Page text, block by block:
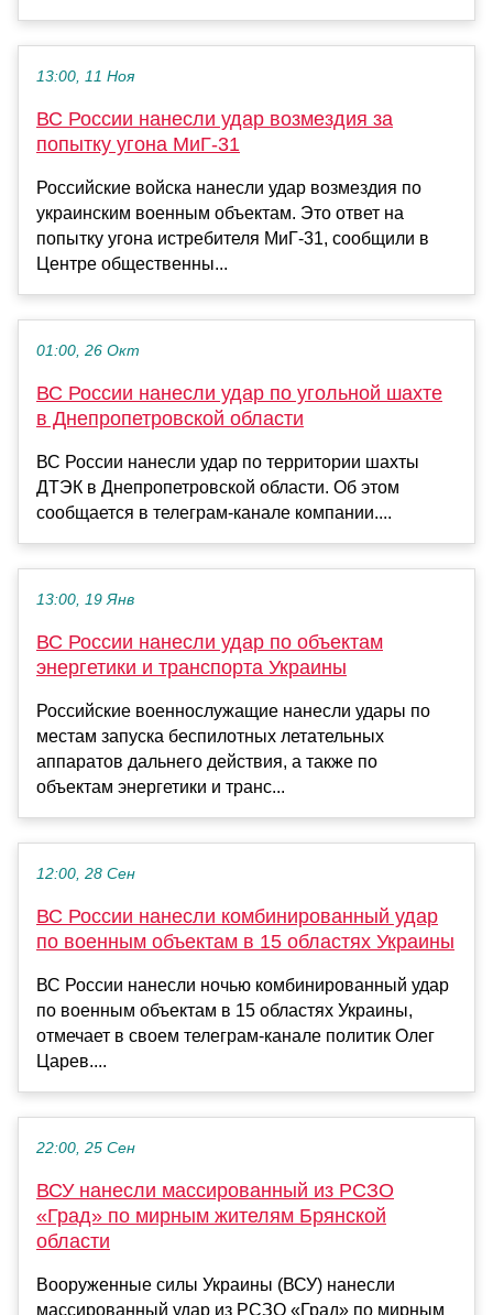
13:00, 11 Ноя
ВС России нанесли удар возмездия за
попытку угона МиГ-31
Российские войска нанесли удар возмездия по
украинским военным объектам. Это ответ на
попытку угона истребителя МиГ-31, сообщили в
Центре общественны...
01:00, 26 Окт
ВС России нанесли удар по угольной шахте
в Днепропетровской области
ВС России нанесли удар по территории шахты
ДТЭК в Днепропетровской области. Об этом
сообщается в телеграм-канале компании....
13:00, 19 Янв
ВС России нанесли удар по объектам
энергетики и транспорта Украины
Российские военнослужащие нанесли удары по
местам запуска беспилотных летательных
аппаратов дальнего действия, а также по
объектам энергетики и транс...
12:00, 28 Сен
ВС России нанесли комбинированный удар
по военным объектам в 15 областях Украины
ВС России нанесли ночью комбинированный удар
по военным объектам в 15 областях Украины,
отмечает в своем телеграм-канале политик Олег
Царев....
22:00, 25 Сен
ВСУ нанесли массированный из РСЗО
«Град» по мирным жителям Брянской
области
Вооруженные силы Украины (ВСУ) нанесли
массированный удар из РСЗО «Град» по мирным